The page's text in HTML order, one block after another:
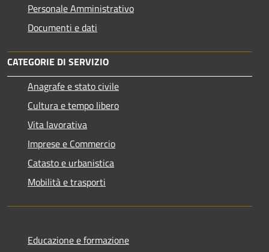
Personale Amministrativo
Documenti e dati
CATEGORIE DI SERVIZIO
Anagrafe e stato civile
Cultura e tempo libero
Vita lavorativa
Imprese e Commercio
Catasto e urbanistica
Mobilità e trasporti
Educazione e formazione